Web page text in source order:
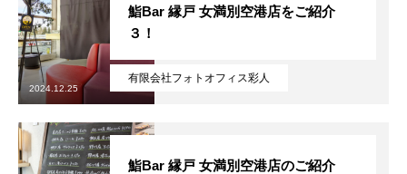
有限会社フォトオフィス彩人
鮨Bar 縁戸 女満別空港店をご紹介
３！
2024.12.25
鮨Bar 縁戸 女満別空港店のご紹介